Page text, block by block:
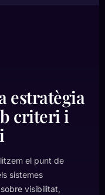
estratègia
criteri i
el punt de
sistemes
visibilitat,